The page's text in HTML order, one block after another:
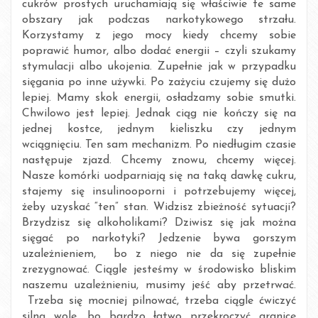
cukrów prostych uruchamiają się właściwie te same
obszary jak podczas narkotykowego strzału.
Korzystamy z jego mocy kiedy chcemy sobie
poprawić humor, albo dodać energii – czyli szukamy
stymulacji albo ukojenia. Zupełnie jak w przypadku
sięgania po inne używki. Po zażyciu czujemy się dużo
lepiej. Mamy skok energii, osładzamy sobie smutki.
Chwilowo jest lepiej. Jednak ciąg nie kończy się na
jednej kostce, jednym kieliszku czy jednym
wciągnięciu. Ten sam mechanizm. Po niedługim czasie
następuje zjazd. Chcemy znowu, chcemy więcej.
Nasze komórki uodparniają się na taką dawkę cukru,
stajemy się insulinooporni i potrzebujemy więcej,
żeby uzyskać “ten” stan. Widzisz zbieżność sytuacji?
Brzydzisz się alkoholikami? Dziwisz się jak można
sięgać po narkotyki? Jedzenie bywa gorszym
uzależnieniem, bo z niego nie da się zupełnie
zrezygnować. Ciągle jesteśmy w środowisko bliskim
naszemu uzależnieniu, musimy jeść aby przetrwać.
Trzeba się mocniej pilnować, trzeba ciągle ćwiczyć